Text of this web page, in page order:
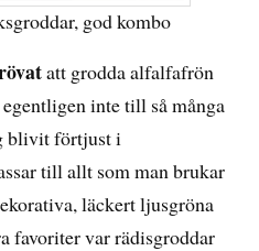
god kombo
att grodda alfalfafrön
inte till så många
blivit förtjust i
till allt som man brukar
läckert ljusgröna
favoriter var rädisgroddar